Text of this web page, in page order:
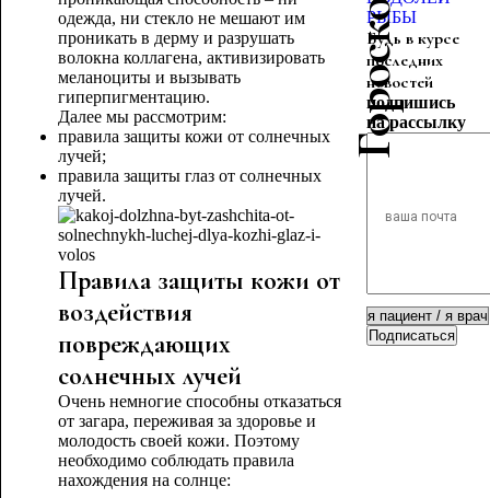
одежда, ни стекло не мешают им
проникать в дерму и разрушать
волокна коллагена, активизировать
меланоциты и вызывать
гиперпигментацию.
Далее мы рассмотрим:
правила защиты кожи от солнечных
лучей;
правила защиты глаз от солнечных
лучей.
Правила защиты кожи от
воздействия
повреждающих
солнечных лучей
Очень немногие способны отказаться
от загара, переживая за здоровье и
молодость своей кожи. Поэтому
необходимо соблюдать правила
нахождения на солнце:
РЫБЫ
Будь в курсе
последних
новостей
подпишись
на рассылку
Подписаться